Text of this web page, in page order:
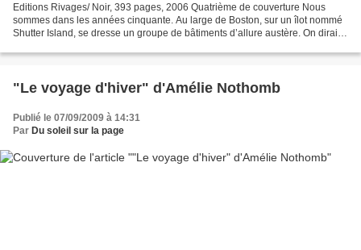
Editions Rivages/ Noir, 393 pages, 2006 Quatrième de couverture Nous
sommes dans les années cinquante. Au large de Boston, sur un îlot nommé
Shutter Island, se dresse un groupe de bâtiments d’allure austère. On dirait
"Le voyage d'hiver" d'Amélie Nothomb
Publié le 07/09/2009 à 14:31
Par Du soleil sur la page